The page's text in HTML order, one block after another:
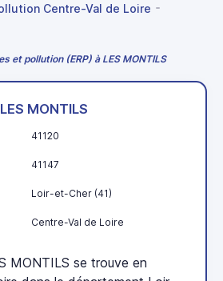
Centre-Val de Loire
et pollution (ERP) à LES MONTILS
LES MONTILS
41120
41147
Loir-et-Cher (41)
Centre-Val de Loire
MONTILS se trouve en